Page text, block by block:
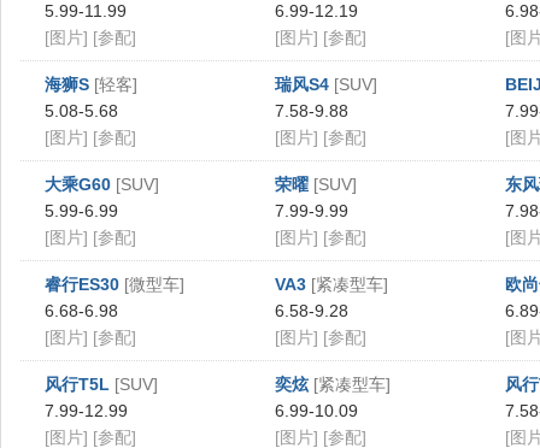
5.99-11.99
[图片] [参配]
6.99-12.19
[图片] [参配]
[图
海狮S [轻客]
5.08-5.68
[图片] [参配]
瑞风S4 [SUV]
7.58-9.88
[图片] [参配]
[图
大乘G60 [SUV]
5.99-6.99
[图片] [参配]
荣曜 [SUV]
7.99-9.99
[图片] [参配]
东
[图
睿行ES30 [微型车]
6.68-6.98
[图片] [参配]
VA3 [紧凑型车]
6.58-9.28
[图片] [参配]
欧
[图
风行T5L [SUV]
7.99-12.99
[图片] [参配]
奕炫 [紧凑型车]
6.99-10.09
[图片] [参配]
风
[图